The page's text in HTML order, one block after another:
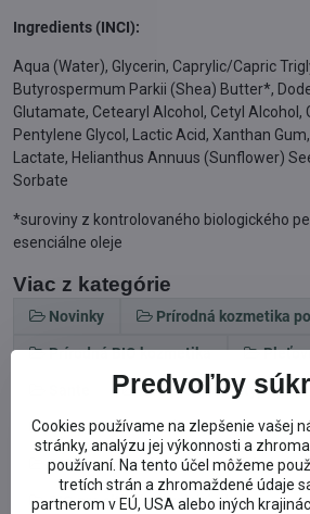
Ingredients (INCI):
Aqua (Water), Glycerin, Caprylic/Capric
Butyrospermum Parkii (Shea) Butter*,
Glutamate, Cetearyl Alcohol, Cetyl Alcohol,
Pentylene Glycol, Lactic Acid, Xanthan
Lactate, Helianthus Annuus (Sunflower)
Sorbate
*suroviny z kontrolovaného biologického
esenciálne oleje
Viac z kategórie
Novinky Prírodná kozmetika
Prírodná BIO kozmetika
BIO pre všetky typy pleti
BIO pre suchú pleť
BIO pre mastnú problematickú pleť
BIO pre citlivú alergickú pleť
Predvoľby
Cookies používame na zlepšenie vašej
stránky, analýzu jej výkonnosti a
používaní. Na tento účel môžeme
tretích strán a zhromaždené údaje
partnerom v EÚ, USA alebo iných